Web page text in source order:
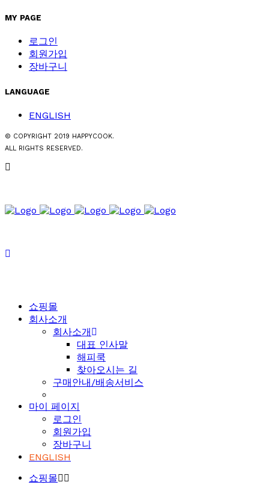
MY PAGE
로그인
회원가입
장바구니
LANGUAGE
ENGLISH
© COPYRIGHT 2019 HAPPYCOOK.
ALL RIGHTS RESERVED.
쇼핑몰
회사소개
회사소개
대표 인사말
해피쿡
찾아오시는 길
구매안내/배송서비스
마이 페이지
로그인
회원가입
장바구니
ENGLISH
쇼핑몰